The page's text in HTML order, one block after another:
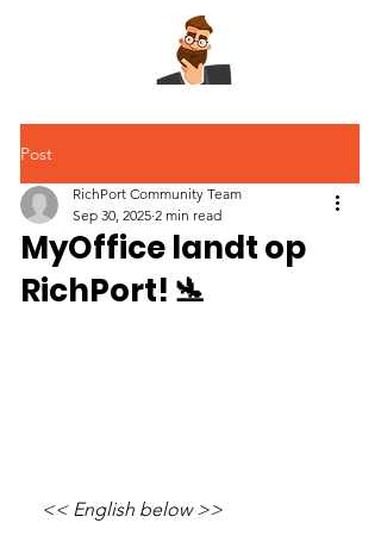
Post
MyOffice landt op
RichPort! 🛬
RichPort Community Team
Sep 30, 2025 2 min read
<< English below >>